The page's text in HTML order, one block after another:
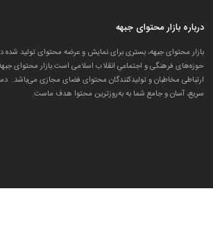
درباره بازار محتوای جبهه
بازار محتوای جبهه، بستری برای نمایش و عرضه محتوای تولید شده
حوزه‌های فرهنگی و اجتماعیِ انقلاب اسلامی است.بازار محتوای
ارتباطی مخاطبان و تولید‌کنندگان محتوای فضای مجازی می‌باشد.
سریع، آسان و جامع شما به به‌روزترین محتوا هدف ماست.